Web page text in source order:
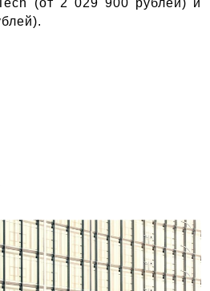
(от 2 029 900 рублей) и